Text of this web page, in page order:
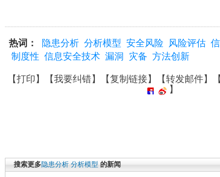
热词： 隐患分析 分析模型 安全风险 风险评估
制度性 信息安全技术 漏洞 灾备 方法创新
【打印】【我要纠错】【复制链接】【转发邮件】
】
搜索更多隐患分析 分析模型 的新闻